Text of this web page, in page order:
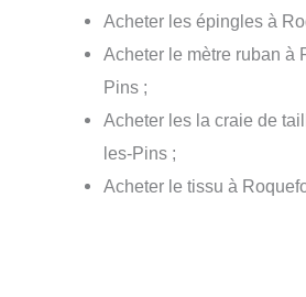
Acheter les épingles à
Acheter le mètre ruban à
Pins ;
Acheter les la craie de
les-Pins ;
Acheter le tissu à